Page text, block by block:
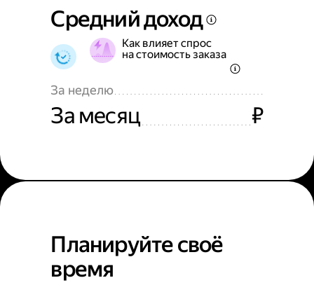
Средний доход
Как влияет спрос
на стоимость заказа
За неделю
За месяц ₽
Планируйте своё
время